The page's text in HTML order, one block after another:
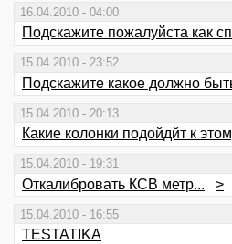
16.04.2010 - 04:00
Подскажите пожалуйста как
15.04.2010 - 23:52
Подскажите какое должно
15.04.2010 - 20:13
Какие колонки подойдйт к
15.04.2010 - 19:31
Откалибровать КСВ метр... >
15.04.2010 - 16:55
TESTATIKA